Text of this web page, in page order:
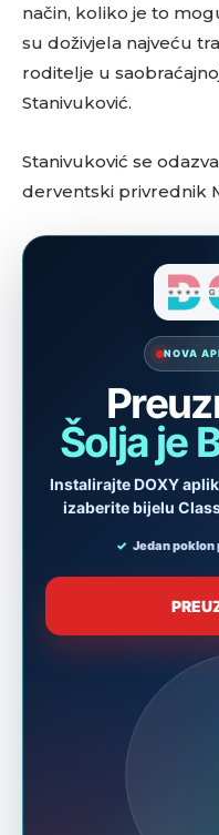
način, koliko je to
su doživjela najveću
roditelje u
Stanivuković.
Stanivuković se
derventski privrednik